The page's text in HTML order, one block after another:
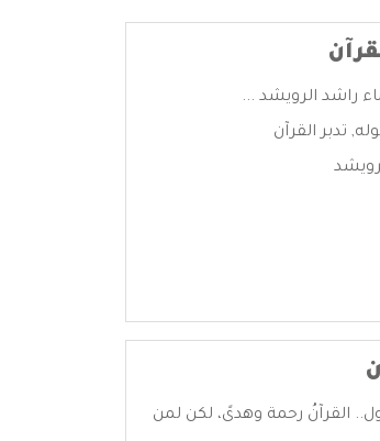
راشد الرويشد ...
, تدبر القرآن
القرآنُ رحمة وهدىً، لكن لمن